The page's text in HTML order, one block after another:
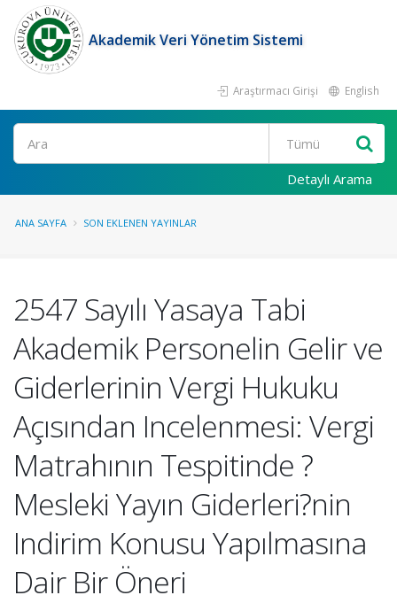
Akademik Veri Yönetim Sistemi
Araştırmacı Girişi English
Ara
Detaylı Arama
ANA SAYFA SON EKLENEN YAYINLAR
2547 Sayılı Yasaya Tabi
Akademik Personelin Gelir ve
Giderlerinin Vergi Hukuku
Açısından Incelenmesi: Vergi
Matrahının Tespitinde ?
Mesleki Yayın Giderleri?nin
Indirim Konusu Yapılmasına
Dair Bir Öneri